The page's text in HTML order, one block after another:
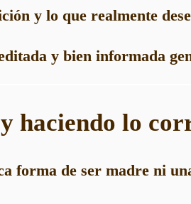
y lo que realmente
y bien informada
haciendo lo
forma de ser madre ni